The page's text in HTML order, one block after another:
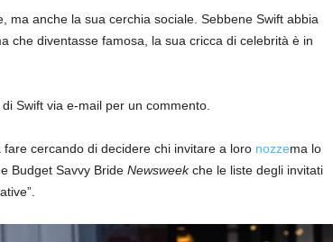
ma anche la sua cerchia sociale. Sebbene Swift abbia
che diventasse famosa, la sua cricca di celebrità è in
Swift via e-mail per un commento.
fare cercando di decidere chi invitare a loro nozzema lo
Budget Savvy Bride Newsweekche le liste degli invitati